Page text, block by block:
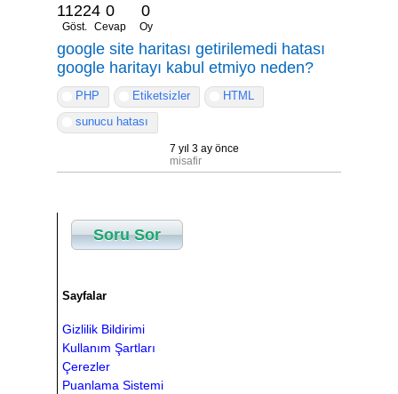
11224
Göst.
0
Cevap
0
Oy
google site haritası getirilemedi hatası
google haritayı kabul etmiyo neden?
PHP Etiketsizler
HTML
sunucu hatası
7 yıl 3 ay önce
misafir
Soru Sor
Sayfalar
Gizlilik Bildirimi
Kullanım Şartları
Çerezler
Puanlama Sistemi